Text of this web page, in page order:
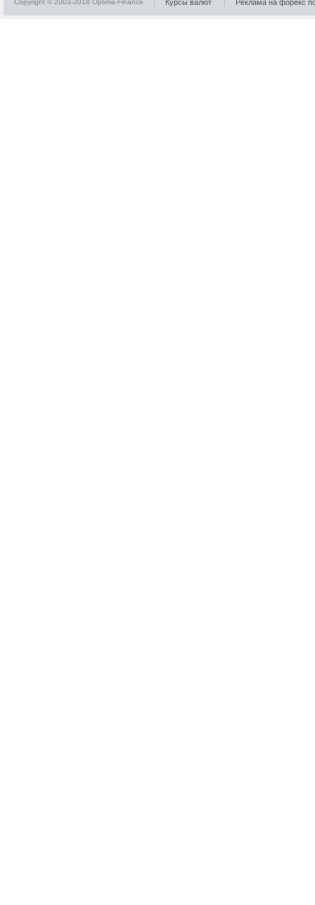
Copyright © 2003-2018 Optima-Finance Курсы валют Реклама на форекс